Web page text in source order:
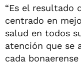
“Es el resultado
centrado en
salud en todos
atención que se
cada